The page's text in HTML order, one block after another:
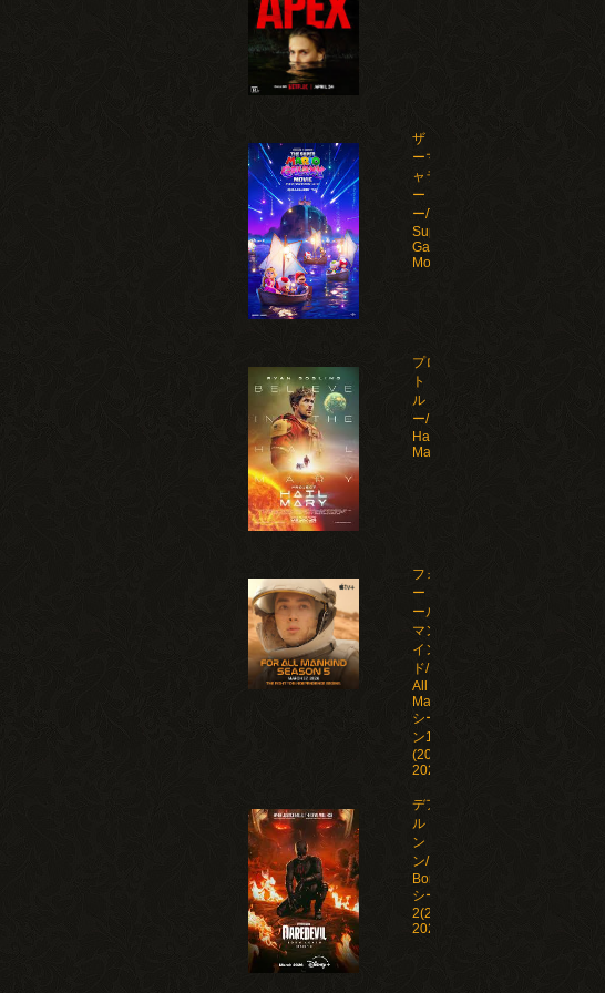
ザ・スーパ
ーマリオギ
ャラクシ
ー・ムービ
ー/The
Super Mario
Galaxy
Movie(2026)
プロジェク
ト・ヘイ
ル・メアリ
ー/Project
Hail
Mary(2026)
フォ
ー・オ
ール・
マンカ
イン
ド/For
All
Mankind
シーズ
ン1-5
(2019-
2026)
デアデビ
ル：ボー
ン・アゲイ
ン/Daredevil:
Born Again
シーズン1-
2(2025-
2026)